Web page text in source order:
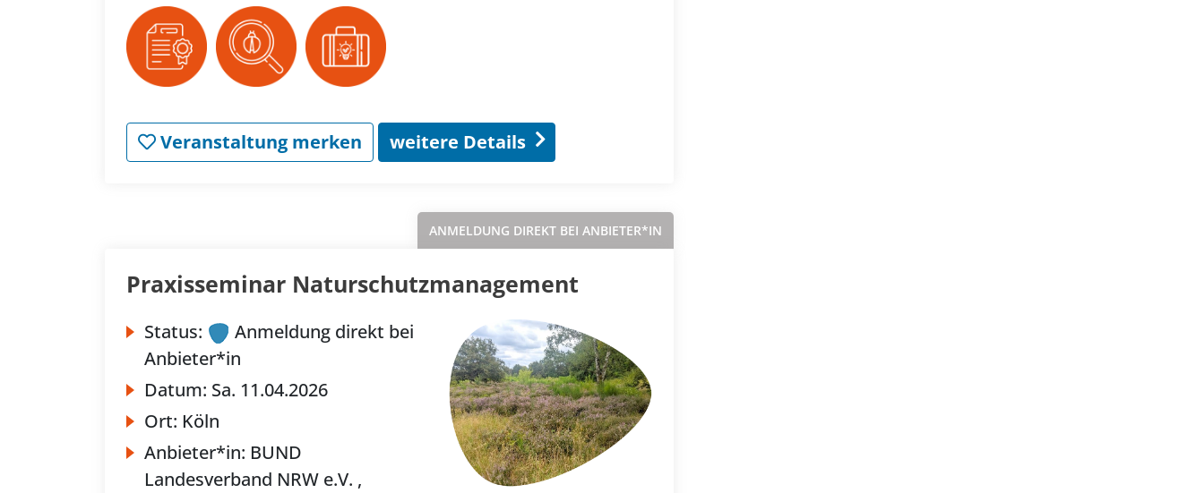
Veranstaltung merken weitere Details
ANMELDUNG DIREKT BEI ANBIETER*IN
Praxisseminar Naturschutzmanagement
Status:
Anmeldung direkt bei
Anbieter*in
Datum: Sa. 11.04.2026
Ort: Köln
Anbieter*in: BUND
Landesverband NRW e.V. ,